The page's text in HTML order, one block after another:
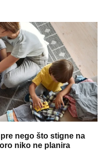
nego što stigne na
niko ne planira